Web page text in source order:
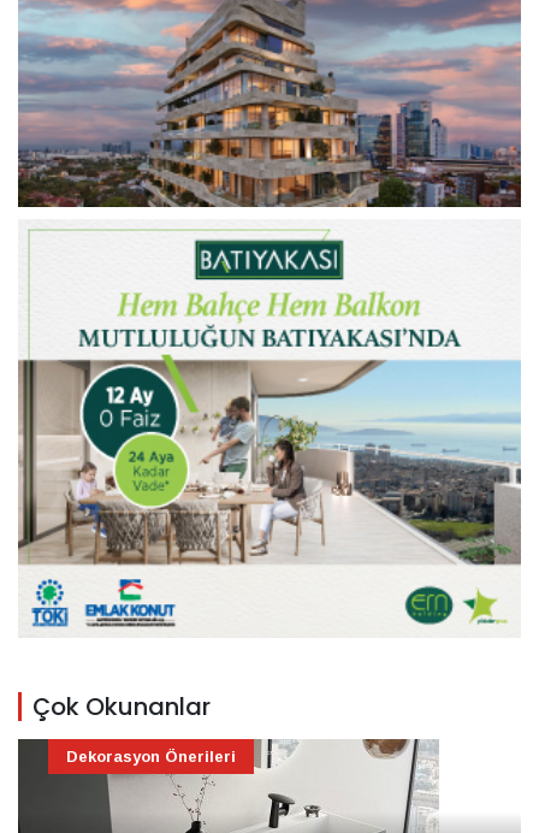
Çok Okunanlar
Dekorasyon Önerileri